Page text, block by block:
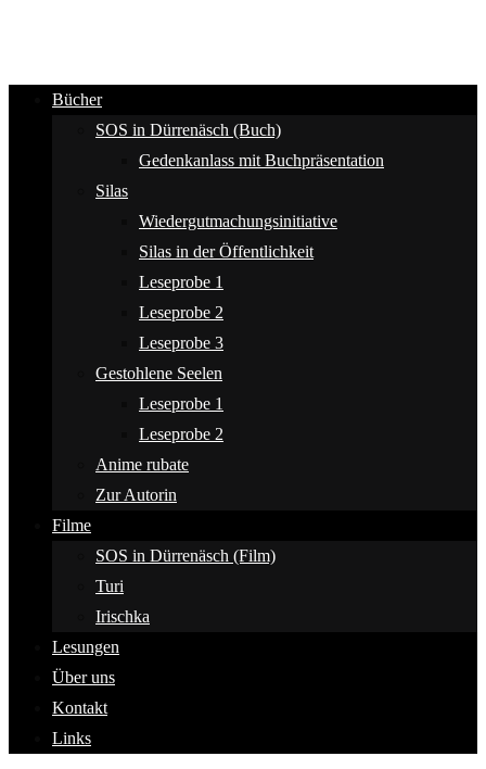
Bücher
SOS in Dürrenäsch (Buch)
Gedenkanlass mit Buchpräsentation
Silas
Wiedergutmachungsinitiative
Silas in der Öffentlichkeit
Leseprobe 1
Leseprobe 2
Leseprobe 3
Gestohlene Seelen
Leseprobe 1
Leseprobe 2
Anime rubate
Zur Autorin
Filme
SOS in Dürrenäsch (Film)
Turi
Irischka
Lesungen
Über uns
Kontakt
Links